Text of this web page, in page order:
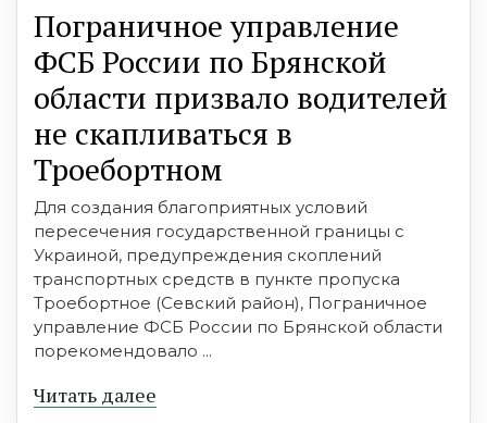
Пограничное управление
ФСБ России по Брянской
области призвало водителей
не скапливаться в
Троебортном
Для создания благоприятных условий
пересечения государственной границы с
Украиной, предупреждения скоплений
транспортных средств в пункте пропуска
Троебортное (Севский район), Пограничное
управление ФСБ России по Брянской области
порекомендовало ...
Читать далее